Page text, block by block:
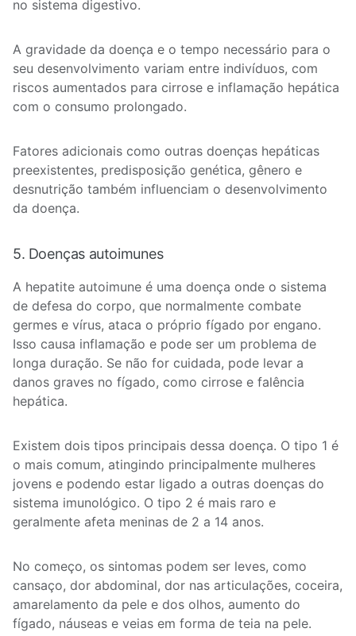
no sistema digestivo.
A gravidade da doença e o tempo necessário para o
seu desenvolvimento variam entre indivíduos, com
riscos aumentados para cirrose e inflamação hepática
com o consumo prolongado.
Fatores adicionais como outras doenças hepáticas
preexistentes, predisposição genética, gênero e
desnutrição também influenciam o desenvolvimento
da doença.
5. Doenças autoimunes
A hepatite autoimune é uma doença onde o sistema
de defesa do corpo, que normalmente combate
germes e vírus, ataca o próprio fígado por engano.
Isso causa inflamação e pode ser um problema de
longa duração. Se não for cuidada, pode levar a
danos graves no fígado, como cirrose e falência
hepática.
Existem dois tipos principais dessa doença. O tipo 1 é
o mais comum, atingindo principalmente mulheres
jovens e podendo estar ligado a outras doenças do
sistema imunológico. O tipo 2 é mais raro e
geralmente afeta meninas de 2 a 14 anos.
No começo, os sintomas podem ser leves, como
cansaço, dor abdominal, dor nas articulações, coceira,
amarelamento da pele e dos olhos, aumento do
fígado, náuseas e veias em forma de teia na pele.